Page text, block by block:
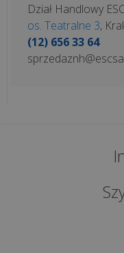
Dział Handlowy
os. Teatralne 3,
(12) 656 33 64